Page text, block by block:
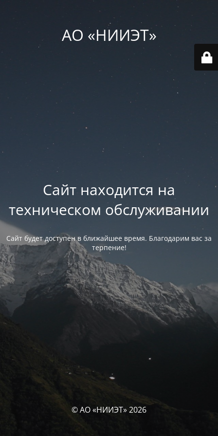
АО «НИИЭТ»
Сайт находится на
техническом обслуживании
Сайт будет доступен в ближайшее время. Благодарим вас за
терпение!
© АО «НИИЭТ» 2026